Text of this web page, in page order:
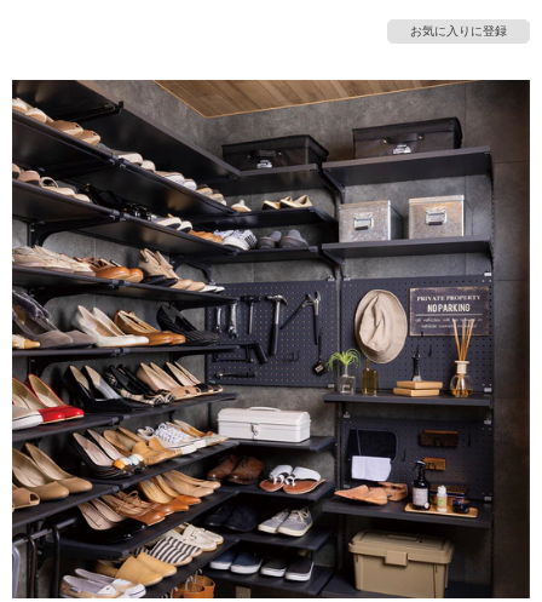
エクステリア （外構）
ウッドデッキ フローリング・床材
収納 インテリア・家具
照明 ペット用品
内装用建材 パネル・壁材
ロートアイアン 天然石・石材
メンテナンス・施工材 新商品
ショールーム
名古屋 ショールーム 京都ショールーム
福岡 ショールーム 札幌スマート
ショールー
ム
横浜スマートショールー
ム
ウェルビーみのおHDC
BOX
ご利用ガイド 初めての方へ
よくある質問 お問い合わせ
修理お問い合わせ クレーム公開
説明書・図面検索 水まわり3年保証
お役立ち情報 住まいのスタイリング
アイデア
ミラタップチャンネル
オンライン相談
その他サービス
ミラタップと創る家
ASOLIE
工事会社紹介Coziコンシ
ェルジュ
自分らしい家づくり
SUVACO
最高のリノベ会社がみつ
かるリノベりす
お気に入りに登録